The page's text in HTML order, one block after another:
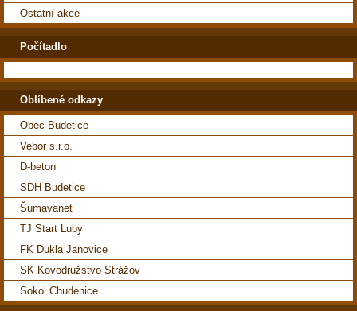
Ostatní akce
Počítadlo
Oblíbené odkazy
Obec Budetice
Vebor s.r.o.
D-beton
SDH Budetice
Šumavanet
TJ Start Luby
FK Dukla Janovice
SK Kovodružstvo Strážov
Sokol Chudenice